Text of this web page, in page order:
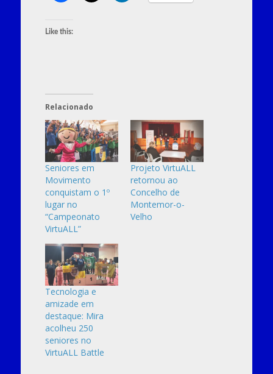
Like this:
Relacionado
Seniores em
Movimento
conquistam o 1º
lugar no
“Campeonato
VirtuALL”
Projeto VirtuALL
retornou ao
Concelho de
Montemor-o-
Velho
Tecnologia e
amizade em
destaque: Mira
acolheu 250
seniores no
VirtuALL Battle